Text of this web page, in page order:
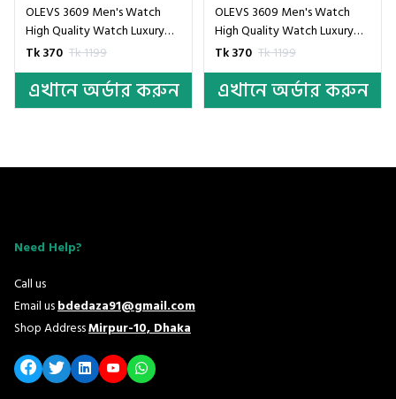
Watch
Luxury
Black
করুন
OLEVS 3609 Men's Watch
High Quality Watch Luxury
Brand Men's Watch- Blue &
Golden
এখানে অর্ডার করুন
OLEVS 3609
High Quality
Golden
এখানে
Need Help?
Call us
Email usbdedaza91@gmail.com
Shop AddressMirpur-10, Dhaka